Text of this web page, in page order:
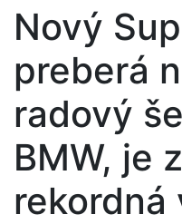
Nový
preberá
radový
BMW, je
rekordná